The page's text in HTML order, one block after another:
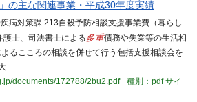
の主な関連事業・平成30年度実績
病対策課 213自殺予防相談支援事業費（暮らし
護士、司法書士による 多重債務や失業等の生活相
るこころの相談を併せて行う包括支援相談会を
documents/172788/2bu2.pdf
種別：pdfサイ